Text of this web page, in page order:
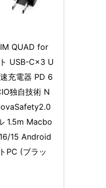
QUAD for
USB-C×3 U
充電器 PD 6
独自技術 N
1.5m Macbo
15 Android
PC (ブラッ